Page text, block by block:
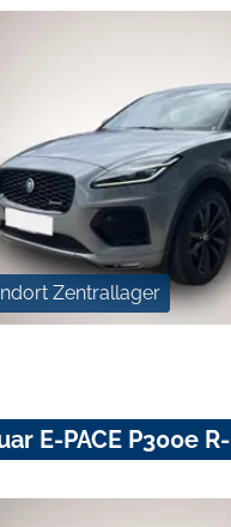
Zentrallager
E-PACE P300e